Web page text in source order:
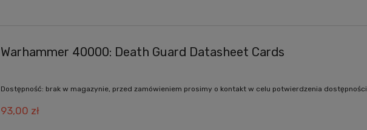
Warhammer 40000: Death Guard Datasheet Cards
Dostępność: brak w magazynie, przed zamówieniem prosimy o kontakt w celu potwierdzenia dostępności
93,00 zł